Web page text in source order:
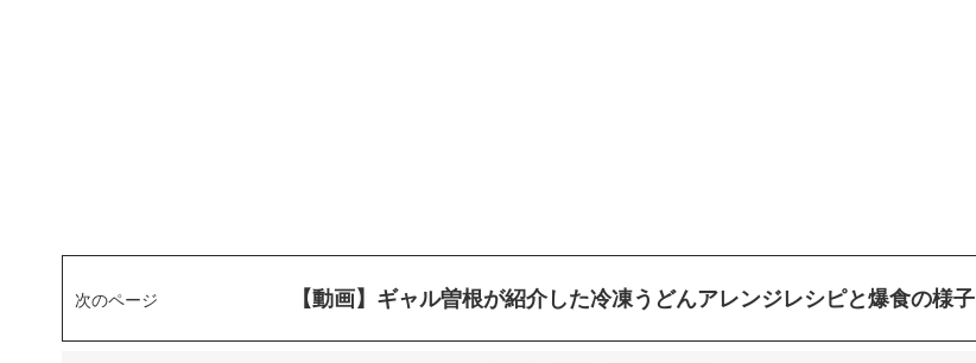
次のページ 【動画】ギャル曽根が紹介した冷凍うどんアレンジレシピと爆食の様子